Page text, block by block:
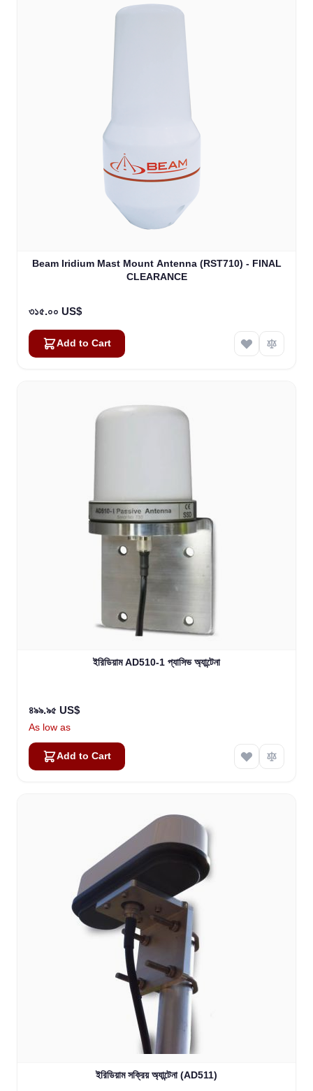
Beam Iridium Mast Mount Antenna (RST710) - FINAL
CLEARANCE
৩১৫.০০ US$
Add to Cart
ইরিডিয়াম AD510-1 প্যাসিভ অ্যান্টেনা
৪৯৯.৯৫ US$
As low as
Add to Cart
ইরিডিয়াম সক্রিয় অ্যান্টেনা (AD511)